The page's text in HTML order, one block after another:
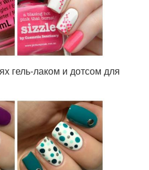
гель-лаком и дотсом для